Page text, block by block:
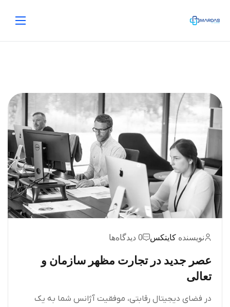
نویسنده کایتکس 0 دیدگاه‌ها
عصر جدید در تجارت مظهر سازمان و
تعالی
در فضای دیجیتال رقابتی، موفقیت آژانس شما به یک